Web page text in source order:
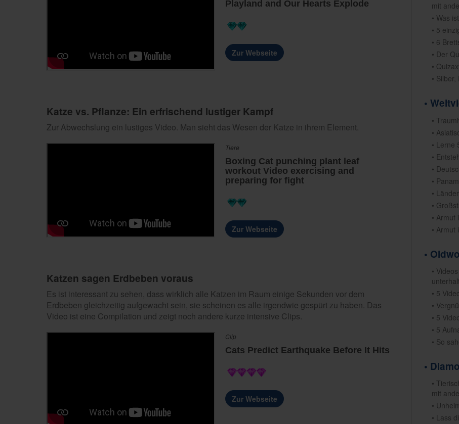
Playland and Our Hearts Explode
Zur Webseite
Katze vs. Pflanze: Ein erfrischend lustiger Kampf
Zur Abwechslung ein lustiges Video. Man sieht das Wesen der Katze in ihrem Element.
Tiere
Boxing Cat punching plant leaf
workout Video exercising and
preparing for fight
Zur Webseite
Katzen sagen Erdbeben voraus
Es ist interessant zu sehen, dass wirklich alle Katzen im Raum einige Sekunden vor dem
Erdbeben gleichzeitig aufgewacht sein, sie scheinen es alle irgendwie gespürt zu haben. Das
Video ist eine Compilation und zeigt noch andere kurze intensive Clips.
Clip
Cats Predict Earthquake Before It Hits
Zur Webseite
mit
• Was
• 5
• 6
• Der
•
•
•
•
•
• Lerne
•
•
•
•
•
•
• Armut
•
•
• 5
•
• 5
• 5
• So
•
•
mit
•
• Lass